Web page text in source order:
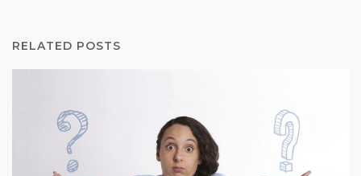
RELATED POSTS